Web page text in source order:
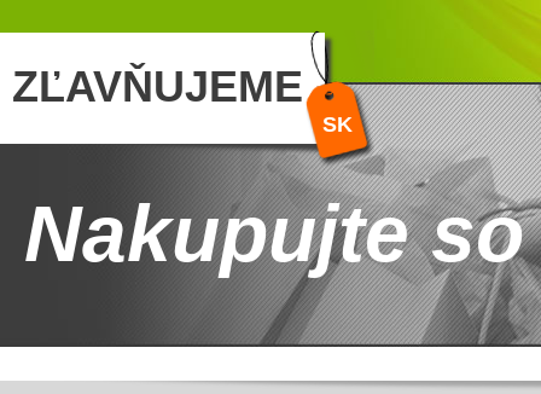
ZĽAVŇUJEME
SK
Nakupujte